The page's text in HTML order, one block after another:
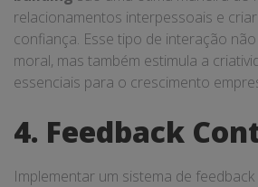
relacionamentos interpessoais e
confiança. Esse tipo de interação
moral, mas também estimula a
essenciais para o crescimento
4. Feedback
Implementar um sistema de